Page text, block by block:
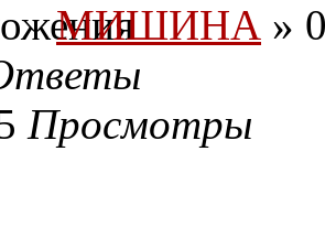
МИШИНА »
Просмотры